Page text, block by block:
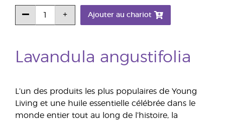
Lavandula angustifolia
L’un des produits les plus populaires de Young
Living et une huile essentielle célébrée dans le
monde entier tout au long de l’histoire, la
Ajouter au chariot